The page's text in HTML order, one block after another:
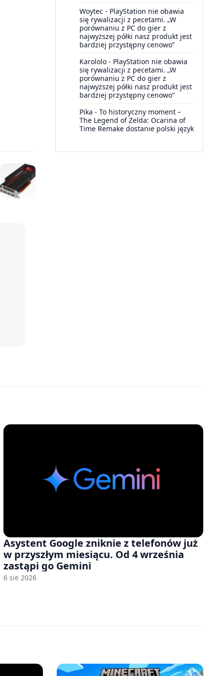
Woytec - PlayStation nie obawia
się rywalizacji z pecetami. „W
porównaniu z PC do gier z
najwyższej półki nasz produkt jest
bardziej przystępny cenowo”
Karololo - PlayStation nie obawia
się rywalizacji z pecetami. „W
porównaniu z PC do gier z
najwyższej półki nasz produkt jest
bardziej przystępny cenowo”
Pika - To historyczny moment –
The Legend of Zelda: Ocarina of
Time Remake dostanie polski język
Asystent Google zniknie z telefonów już
w przyszłym miesiącu. Od 4 września
zastąpi go Gemini
6 sie 2026